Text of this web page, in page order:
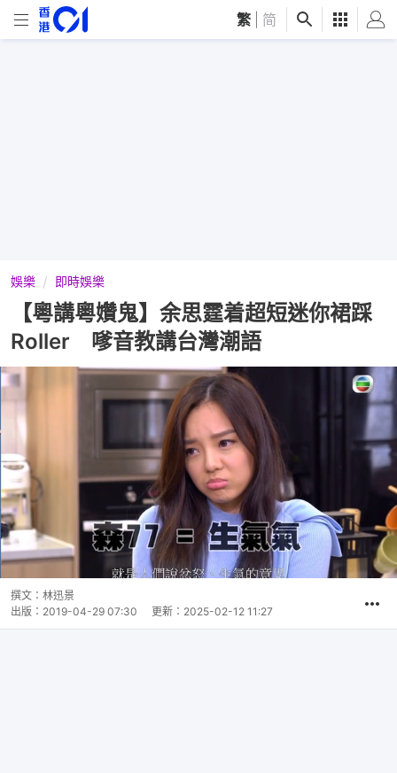
繁 简
娛樂 即時娛樂
【粵講粵㜺鬼】余思霆着超短迷你裙踩
Roller 嗲音教講台灣潮語
撰文： 林迅景
出版： 2019-04-29 07:30 更新： 2025-02-12 11:27